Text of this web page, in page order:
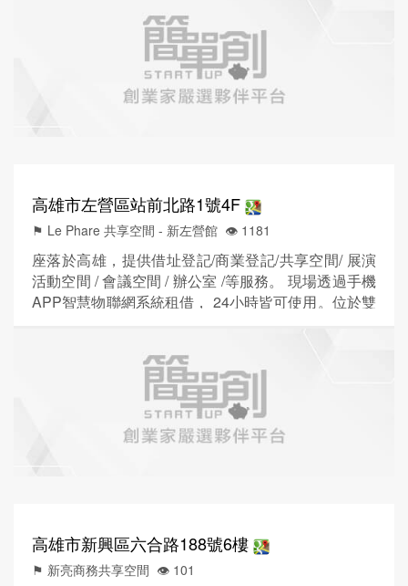
解決創業沒辦公室的痛點： 共同打拼： 在KOffice共
享辦公室，您將與志同道合的夥伴們共同奮鬥，分享
心得，攜手克服挑戰，讓創業之路不再寂寞。 ■全...
高雄市左營區站前北路1號4F
⚑ Le Phare 共享空間 - 新左營館 👁️‍ 1181
座落於高雄，提供借址登記/商業登記/共享空間/ 展演
活動空間 / 會議空間 / 辦公室 /等服務。 現場透過手機
APP智慧物聯網系統租借， 24小時皆可使用。位於雙
門禁等都可透過「智能空間營運管理平台」系統
(Spaces Go) 來解決，降低空間營運的人力需求。目
標是減少花在日常庶務的人力，更專注在服...
高雄市新興區六合路188號6樓
⚑ 新亮商務共享空間 👁️‍ 101